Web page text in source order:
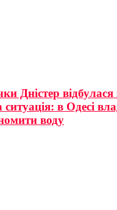
Дністер
ситуація: в Одесі
воду